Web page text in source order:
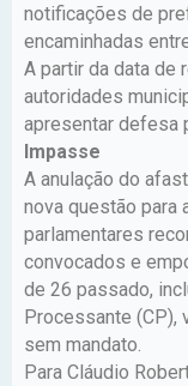
notificações de
encaminhadas
A partir da data de
autoridades
apresentar defesa
Impasse
A anulação do
nova questão para
parlamentares
convocados e
de 26 passado,
Processante (CP),
sem mandato.
Para Cláudio